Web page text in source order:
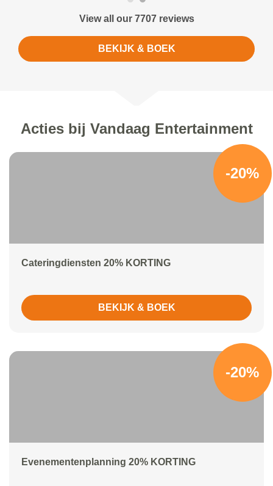
View all our 7707 reviews
BEKIJK & BOEK
Acties bij Vandaag Entertainment
-20%
Cateringdiensten 20% KORTING
BEKIJK & BOEK
-20%
Evenementenplanning 20% KORTING